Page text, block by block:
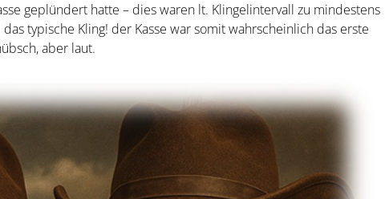
geplündert hatte – dies waren lt. Klingelintervall zu mindestens
typische Kling! der Kasse war somit wahrscheinlich das erste
aber laut.